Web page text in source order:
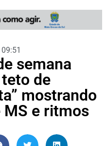
09:51
semana
de
mostrando
MS e ritmos